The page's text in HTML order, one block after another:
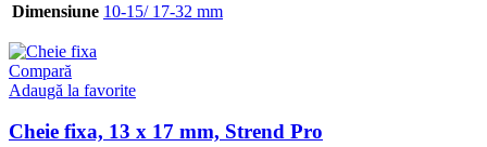
Dimensiune 10-15/ 17-32 mm
Compară
Adaugă la favorite
Cheie fixa, 13 x 17 mm, Strend Pro